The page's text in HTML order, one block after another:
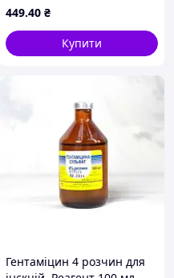
449.40 ₴
Купити
Гентаміцин 4 розчин для